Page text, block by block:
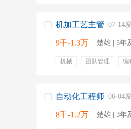
机加工艺主管 07-14
9千-1.3万 楚雄 | 5年
机械 团队管理 编
自动化工程师 06-04
8千-1.2万 楚雄 | 3年